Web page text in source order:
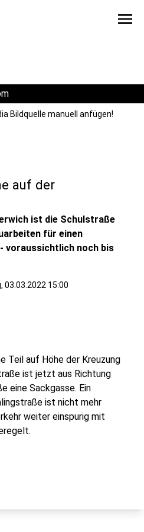
menu
Bildquelle manuell anfügen!
auf der
ist die Schulstraße
für einen
voraussichtlich noch bis
03.03.2022 15:00
Teil auf Höhe der Kreuzung
ist jetzt aus Richtung
eine Sackgasse. Ein
ist nicht mehr
weiter einspurig mit